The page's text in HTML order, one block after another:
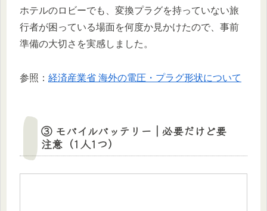
ホテルのロビーでも、変換プラグを持っていない旅
行者が困っている場面を何度か見かけたので、事前
準備の大切さを実感しました。
参照： 経済産業省 海外の電圧・プラグ形状について
③ モバイルバッテリー｜必要だけど要
注意（1人1つ）